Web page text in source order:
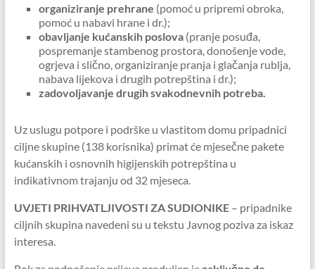
organiziranje prehrane (pomoć u pripremi obroka,
pomoć u nabavi hrane i dr.);
obavljanje kućanskih poslova (pranje posuđa,
pospremanje stambenog prostora, donošenje vode,
ogrjeva i slično, organiziranje pranja i glačanja rublja,
nabava lijekova i drugih potrepština i dr.);
zadovoljavanje drugih svakodnevnih potreba.
Uz uslugu potpore i podrške u vlastitom domu pripadnici
ciljne skupine (138 korisnika) primat će mjesečne pakete
kućanskih i osnovnih higijenskih potrepština u
indikativnom trajanju od 32 mjeseca.
UVJETI PRIHVATLJIVOSTI ZA SUDIONIKE– pripadnike
ciljnih skupina navedeni su u tekstu Javnog poziva za iskaz
interesa.